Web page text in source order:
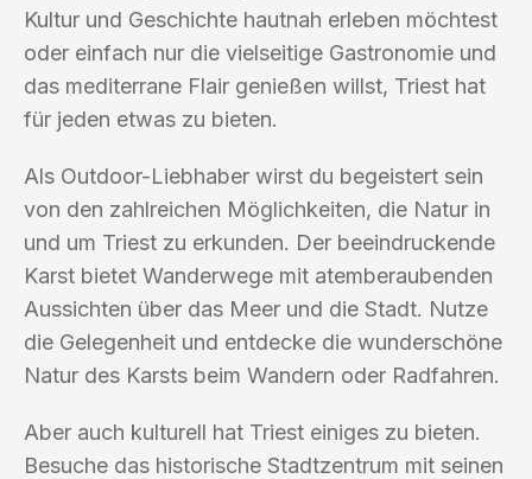
Kultur und Geschichte hautnah erleben möchtest
oder einfach nur die vielseitige Gastronomie und
das mediterrane Flair genießen willst, Triest hat
für jeden etwas zu bieten.
Als Outdoor-Liebhaber wirst du begeistert sein
von den zahlreichen Möglichkeiten, die Natur in
und um Triest zu erkunden. Der beeindruckende
Karst bietet Wanderwege mit atemberaubenden
Aussichten über das Meer und die Stadt. Nutze
die Gelegenheit und entdecke die wunderschöne
Natur des Karsts beim Wandern oder Radfahren.
Aber auch kulturell hat Triest einiges zu bieten.
Besuche das historische Stadtzentrum mit seinen